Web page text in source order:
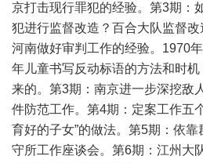
京打击现行罪犯的经验。第3期：
犯进行监督改造？百合大队监督
河南做好审判工作的经验。1970
年儿童书写反动标语的方法和时
来的。第3期：南京进一步深挖敌
件防范工作。第4期：定案工作五
育好的子女”的做法。第5期：依
守所工作座谈会。第6期：江州大